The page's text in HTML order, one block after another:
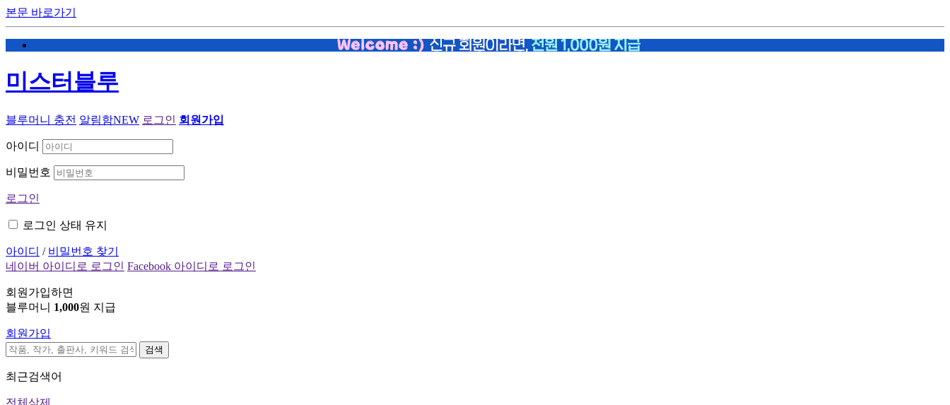
본문 바로가기
미스터블루
블루머니 충전 알림함NEW 로그인 회원가입
아이디
비밀번호
로그인
로그인 상태 유지
아이디 / 비밀번호 찾기
네이버 아이디로 로그인 Facebook 아이디로 로그인
회원가입하면
블루머니 1,000원 지급
회원가입
검색
최근검색어
전체삭제